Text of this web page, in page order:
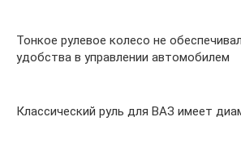
Тонкое рулевое колесо не
удобства в управлении автомобилем
Классический руль для ВАЗ имеет